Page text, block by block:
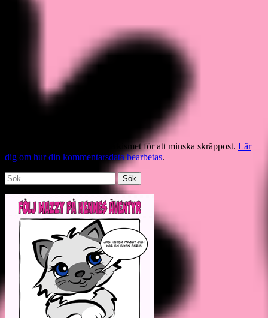
Denna webbplats använder Akismet för att minska skräppost. Lär
dig om hur din kommentarsdata bearbetas.
Sök
efter: